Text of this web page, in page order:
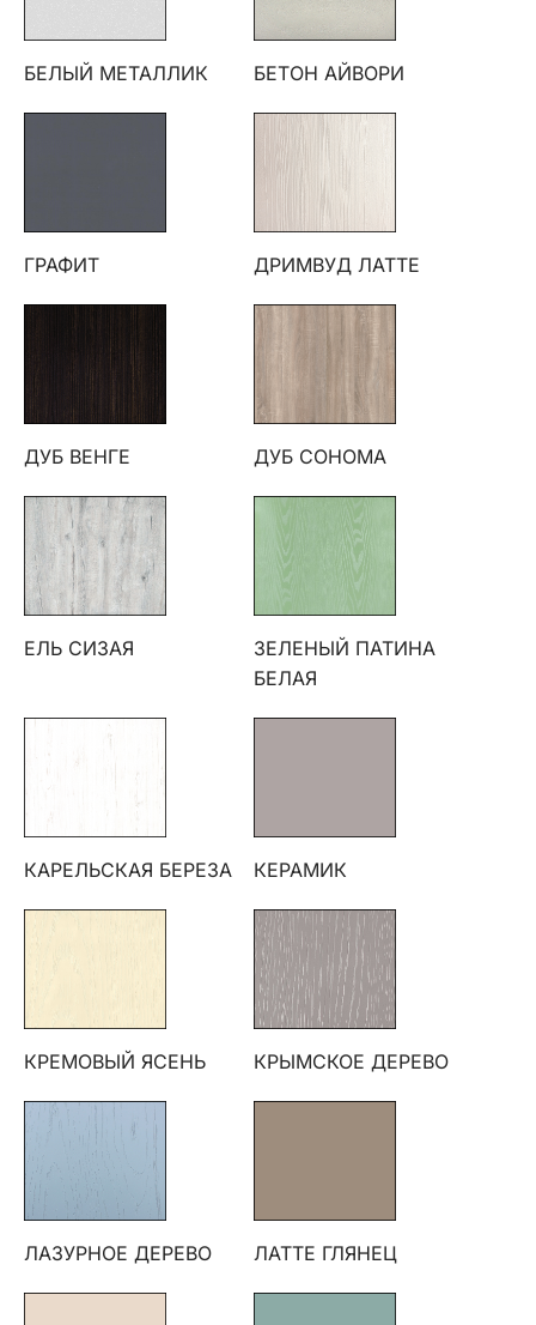
БЕЛЫЙ МЕТАЛЛИК БЕТОН АЙВОРИ
ГРАФИТ ДРИМВУД ЛАТТЕ
ДУБ ВЕНГЕ ДУБ СОНОМА
ЕЛЬ СИЗАЯ
ЗЕЛЕНЫЙ ПАТИНА
БЕЛАЯ
КАРЕЛЬСКАЯ БЕРЕЗА КЕРАМИК
КРЕМОВЫЙ ЯСЕНЬ КРЫМСКОЕ ДЕРЕВО
ЛАЗУРНОЕ ДЕРЕВО ЛАТТЕ ГЛЯНЕЦ